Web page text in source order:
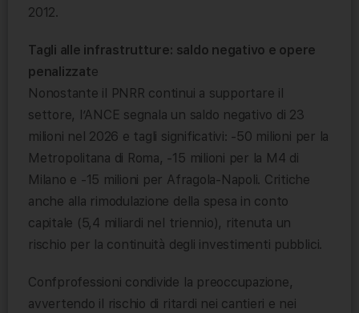
2012.
Tagli alle infrastrutture: saldo negativo e opere
penalizzate
Nonostante il PNRR continui a supportare il
settore, l’ANCE segnala un saldo negativo di 23
milioni nel 2026 e tagli significativi: -50 milioni per la
Metropolitana di Roma, -15 milioni per la M4 di
Milano e -15 milioni per Afragola-Napoli. Critiche
anche alla rimodulazione della spesa in conto
capitale (5,4 miliardi nel triennio), ritenuta un
rischio per la continuità degli investimenti pubblici.
Confprofessioni condivide la preoccupazione,
avvertendo il rischio di ritardi nei cantieri e nei